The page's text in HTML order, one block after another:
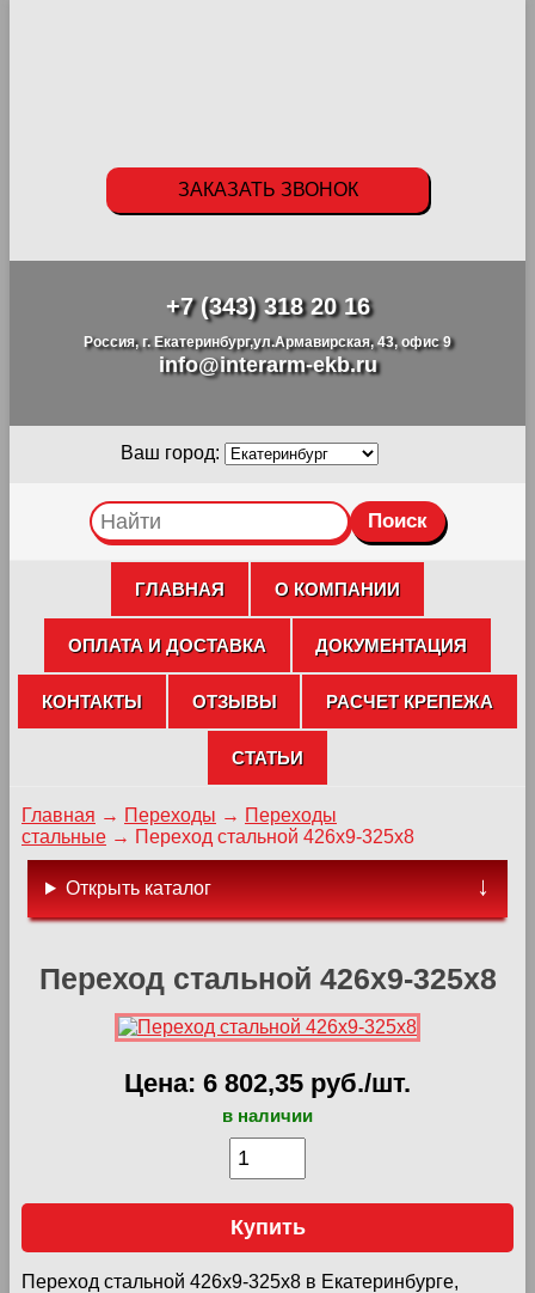
+7 (343) 318 20 16
Россия, г. Екатеринбург,ул.Армавирская, 43, офис 9
info@interarm-ekb.ru
ЗАКАЗАТЬ ЗВОНОК
Ваш город:
ГЛАВНАЯ О КОМПАНИИ
ОПЛАТА И ДОСТАВКА ДОКУМЕНТАЦИЯ
КОНТАКТЫ ОТЗЫВЫ РАСЧЕТ КРЕПЕЖА
СТАТЬИ
Главная → Переходы → Переходы
стальные → Переход стальной 426х9-325х8
Переход стальной 426х9-325х8
Цена: 6 802,35 руб./шт.
в наличии
Купить
Переход стальной 426х9-325х8 в Екатеринбурге,
Открыть каталог